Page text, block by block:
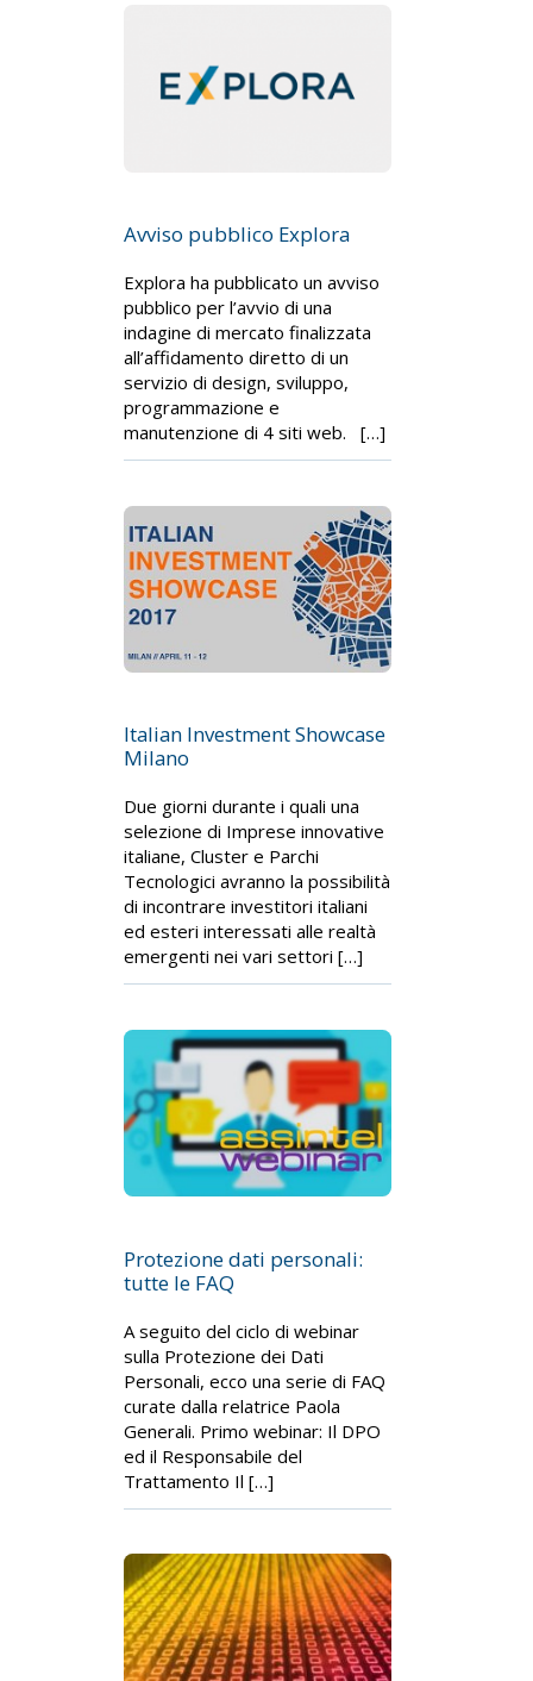
Avviso pubblico Explora
Explora ha pubblicato un avviso
pubblico per l’avvio di una
indagine di mercato finalizzata
all’affidamento diretto di un
servizio di design, sviluppo,
programmazione e
manutenzione di 4 siti web. […]
Italian Investment Showcase
Milano
Due giorni durante i quali una
selezione di Imprese innovative
italiane, Cluster e Parchi
Tecnologici avranno la possibilità
di incontrare investitori italiani
ed esteri interessati alle realtà
emergenti nei vari settori […]
Protezione dati personali:
tutte le FAQ
A seguito del ciclo di webinar
sulla Protezione dei Dati
Personali, ecco una serie di FAQ
curate dalla relatrice Paola
Generali. Primo webinar: Il DPO
ed il Responsabile del
Trattamento Il […]